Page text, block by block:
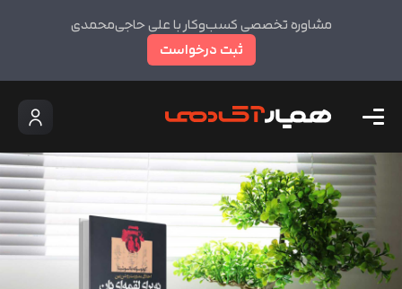
مشاوره تخصصی کسب‌وکار با علی حاجی‌محمدی
ثبت درخواست